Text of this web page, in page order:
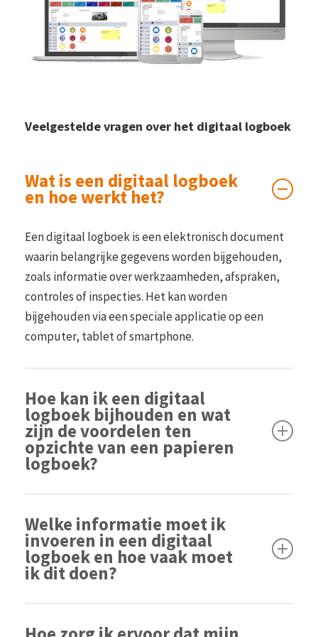
Veelgestelde vragen over het digitaal logboek
Wat is een digitaal logboek
en hoe werkt het?
Een digitaal logboek is een elektronisch document
waarin belangrijke gegevens worden bijgehouden,
zoals informatie over werkzaamheden, afspraken,
controles of inspecties. Het kan worden
bijgehouden via een speciale applicatie op een
computer, tablet of smartphone.
Hoe kan ik een digitaal
logboek bijhouden en wat
zijn de voordelen ten
opzichte van een papieren
logboek?
een computer, tablet of smartphone. Voordelen ten
opzichte van een papieren logboek zijn het
gemakkelijk delen en opslaan van informatie, real-
time updates en de mogelijkheid om informatie snel
Welke informatie moet ik
invoeren in een digitaal
logboek en hoe vaak moet
ik dit doen?
belangrijke informatie bevatten zoals de datum, de